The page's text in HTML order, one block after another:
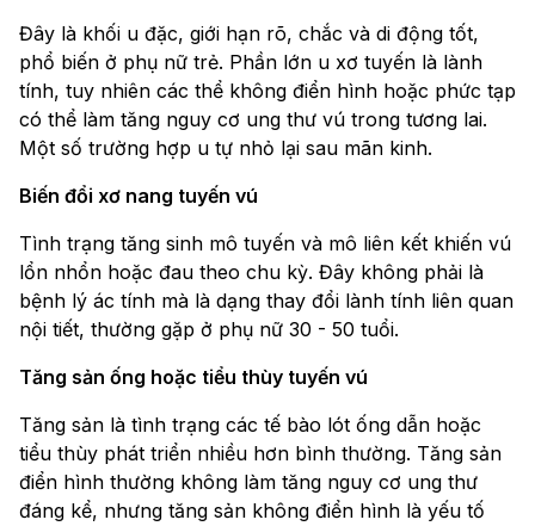
Đây là khối u đặc, giới hạn rõ, chắc và di động tốt,
phổ biến ở phụ nữ trẻ. Phần lớn u xơ tuyến là lành
tính, tuy nhiên các thể không điển hình hoặc phức tạp
có thể làm tăng nguy cơ ung thư vú trong tương lai.
Một số trường hợp u tự nhỏ lại sau mãn kinh.
Biến đổi xơ nang tuyến vú
Tình trạng tăng sinh mô tuyến và mô liên kết khiến vú
lổn nhổn hoặc đau theo chu kỳ. Đây không phải là
bệnh lý ác tính mà là dạng thay đổi lành tính liên quan
nội tiết, thường gặp ở phụ nữ 30 - 50 tuổi.
Tăng sản ống hoặc tiểu thùy tuyến vú
Tăng sản là tình trạng các tế bào lót ống dẫn hoặc
tiểu thùy phát triển nhiều hơn bình thường. Tăng sản
điển hình thường không làm tăng nguy cơ ung thư
đáng kể, nhưng tăng sản không điển hình là yếu tố